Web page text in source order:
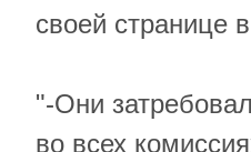
своей странице
"-Они
во всех